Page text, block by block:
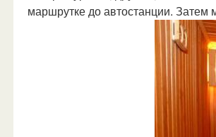
маршрутке до автостанции. Затем